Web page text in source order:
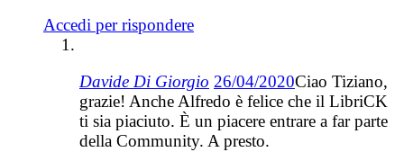
Accedi per rispondere
Davide Di Giorgio 26/04/2020Ciao Tiziano,
grazie! Anche Alfredo è felice che il LibriCK
ti sia piaciuto. È un piacere entrare a far parte
della Community. A presto.